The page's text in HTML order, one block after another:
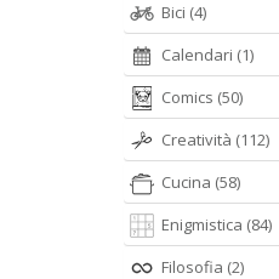
Bici (4)
Calendari (1)
Comics (50)
Creatività (112)
Cucina (58)
Enigmistica (84)
Filosofia (2)